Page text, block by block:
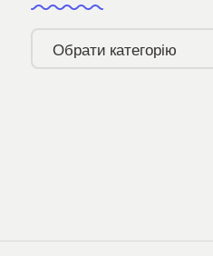
Категорії